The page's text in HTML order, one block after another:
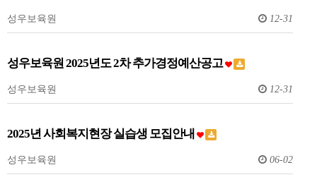
성우보육원 12-31
성우보육원 2025년도 2차 추가경정예산공고
성우보육원 12-31
2025년 사회복지현장 실습생 모집안내
성우보육원 06-02